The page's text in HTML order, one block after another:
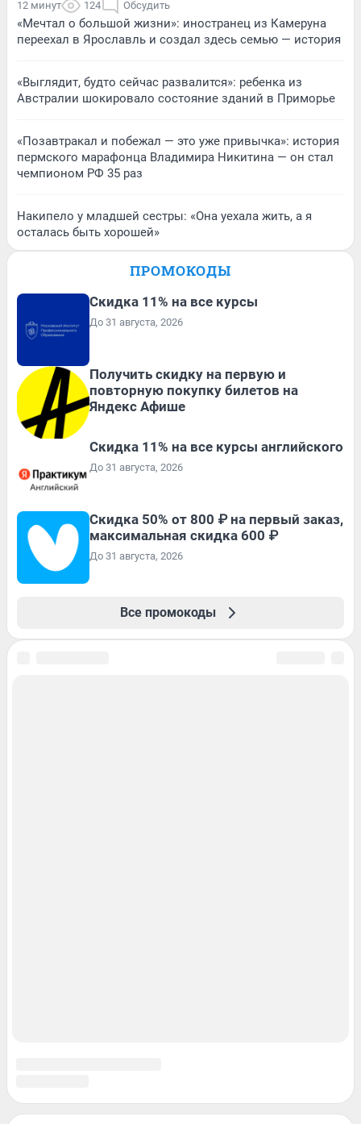
12 минут 124 Обсудить
«Мечтал о большой жизни»: иностранец из Камеруна
переехал в Ярославль и создал здесь семью — история
«Выглядит, будто сейчас развалится»: ребенка из
Австралии шокировало состояние зданий в Приморье
«Позавтракал и побежал — это уже привычка»: история
пермского марафонца Владимира Никитина — он стал
чемпионом РФ 35 раз
Накипело у младшей сестры: «Она уехала жить, а я
осталась быть хорошей»
ПРОМОКОДЫ
Скидка 11% на все курсы
До 31 августа, 2026
Получить скидку на первую и
повторную покупку билетов на
Яндекс Афише
Скидка 11% на все курсы английского
До 31 августа, 2026
Скидка 50% от 800 ₽ на первый заказ,
максимальная скидка 600 ₽
До 31 августа, 2026
Все промокоды